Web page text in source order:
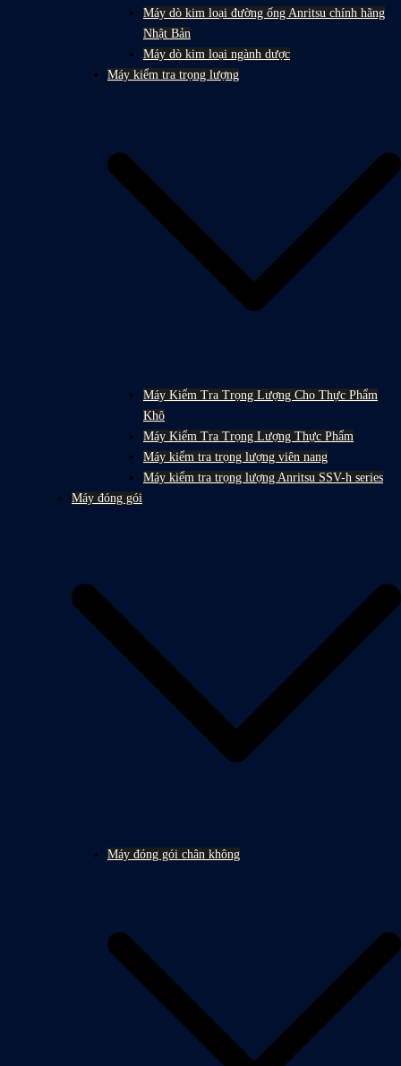
Máy dò kim loại đường ống Anritsu chính hãng
Nhật Bản
Máy dò kim loại ngành dược
Máy kiểm tra trọng lượng
Máy Kiểm Tra Trọng Lượng Cho Thực Phẩm
Khô
Máy Kiểm Tra Trọng Lượng Thực Phẩm
Máy kiểm tra trọng lượng viên nang
Máy kiểm tra trọng lượng Anritsu SSV-h series
Máy đóng gói
Máy đóng gói chân không